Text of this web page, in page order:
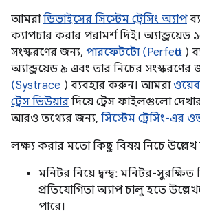
আমরাডিভাইসের সিস্টেম ট্রেসিং অ্যাপ
ক্যাপচার করার পরামর্শ দিই।
সংস্করণের জন্য, পারফেটটো (Perfetto)
অ্যান্ড্রয়েড ৯ এবং তার নিচের সংস্করণের
(Systrace ) ব্যবহার করুন। আমরা
ট্রেস ভিউয়ার দিয়ে ট্রেস ফাইলগুলো
আরও তথ্যের জন্য, সিস্টেম ট্রেসিং-এর
লক্ষ্য করার মতো কিছু বিষয় নিচে
মনিটর নিয়ে দ্বন্দ্ব: মনিটর-সুরক্ষিত
প্রতিযোগিতা অ্যাপ চালু হতে
পারে।